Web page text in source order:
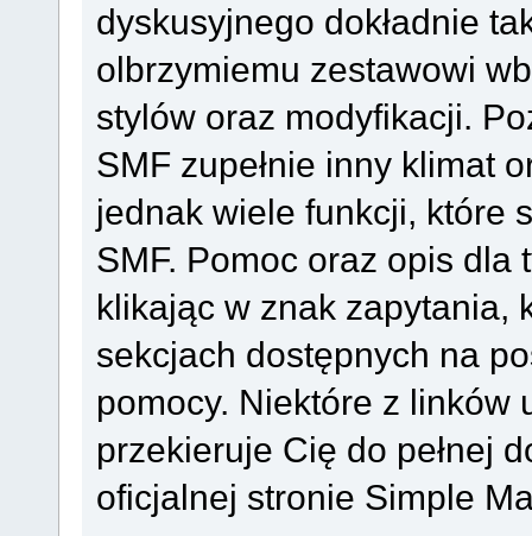
dyskusyjnego dokładnie
olbrzymiemu zestawowi
stylów oraz modyfikacji.
SMF zupełnie inny klimat
jednak wiele funkcji, które
SMF. Pomoc oraz opis dla
klikając w znak zapytania,
sekcjach dostępnych na
pomocy. Niektóre z linków
przekieruje Cię do pełnej
oficjalnej stronie Simple